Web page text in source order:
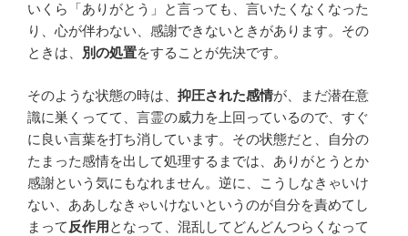
いくら「ありがとう」と言っても、言いたくなくなった
り、心が伴わない、感謝できないときがあります。その
ときは、 別の処置をすることが先決です。
そのような状態の時は、 抑圧された感情が、まだ潜在意
識に巣くってて、言霊の威力を上回っているので、すぐ
に良い言葉を打ち消しています。その状態だと、自分の
たまった感情を出して処理するまでは、ありがとうとか
感謝という気にもなれません。逆に、こうしなきゃいけ
ない、ああしなきゃいけないというのが自分を責めてし
まって 反作用 となって、混乱してどんどんつらくなって